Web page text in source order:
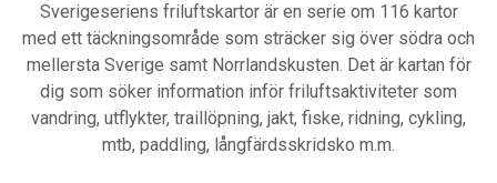
Sverigeseriens friluftskartor är en serie om 116 kartor
med ett täckningsområde som sträcker sig över södra och
mellersta Sverige samt Norrlandskusten. Det är kartan för
dig som söker information inför friluftsaktiviteter som
vandring, utflykter, traillöpning, jakt, fiske, ridning, cykling,
mtb, paddling, långfärdsskridsko m.m.